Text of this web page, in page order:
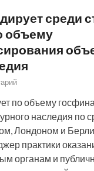
среди
объему
по объему
наследия по
Лондоном и
практики
органам и